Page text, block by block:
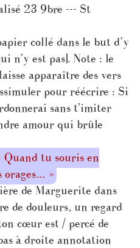
23 9bre --- St
collé dans le but d’y
n’y est pas]. Note : le
apparaître des vers
pour réécrire : Si
sans t’imiter
amour qui brûle
Quand tu souris en
orages… »
de Marguerite dans
de douleurs, un regard
cœur est / percé de
à droite annotation